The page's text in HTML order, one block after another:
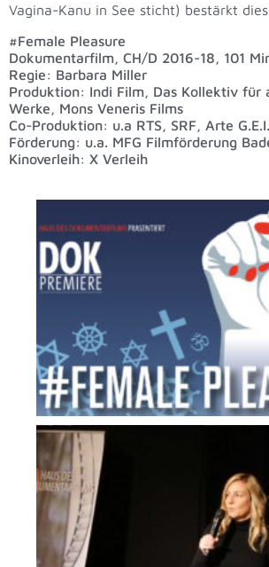
Vagina-Kanu in See sticht) bestärkt
#Female Pleasure
Dokumentarfilm, CH/D 2016-18, 101
Regie: Barbara Miller
Produktion: Indi Film, Das Kollektiv für
Werke, Mons Veneris Films
Co-Produktion: u.a RTS, SRF, Arte
Förderung: u.a. MFG Filmförderung
Kinoverleih: X Verleih